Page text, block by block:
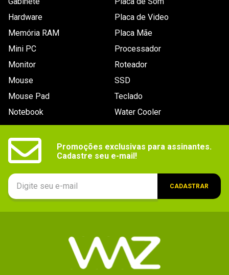
Hardware
Memória RAM
Mini PC
Monitor
Mouse
Mouse Pad
Notebook
Placa de Video
Placa Mãe
Processador
Roteador
SSD
Teclado
Water Cooler
Promoções exclusivas para assinantes.
Cadastre seu e-mail!
CADASTRAR